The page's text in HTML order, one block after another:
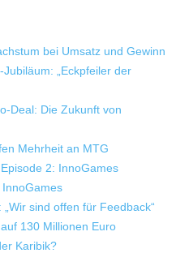
bei Umsatz und Gewinn
„Eckpfeiler der
Deal: Die Zukunft von
Mehrheit an MTG
2: InnoGames
sind offen für Feedback“
130 Millionen Euro
Karibik?